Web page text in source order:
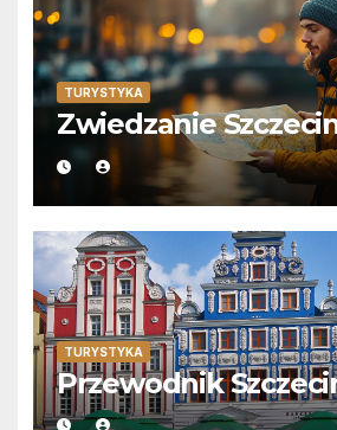
TURYSTYKA
Zwiedzanie
TURYSTYKA
Przewodnik